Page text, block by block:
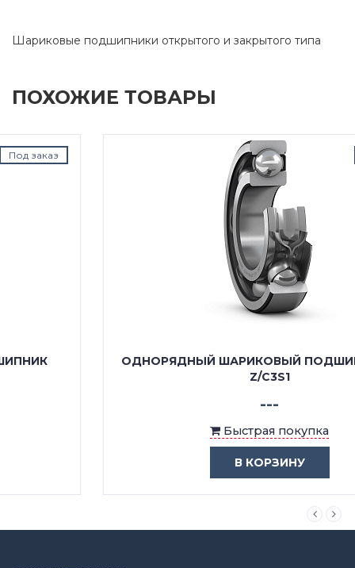
Шариковые подшипники открытого и закрытого типа
ПОХОЖИЕ ТОВАРЫ
Под заказ
ОДНОРЯДНЫЙ ШАРИКОВЫЙ ПОДШИПНИК 6316
Быстрая покупка